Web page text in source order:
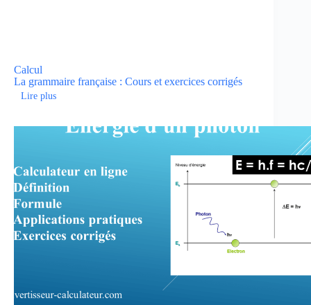
Calcul
La grammaire française : Cours et exercices corrigés
Lire plus